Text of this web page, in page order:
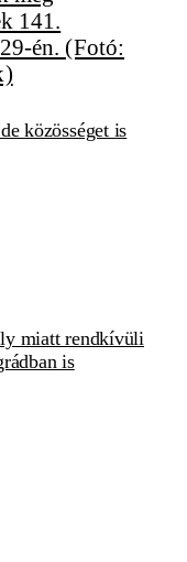
közösséget is
miatt rendkívüli
is